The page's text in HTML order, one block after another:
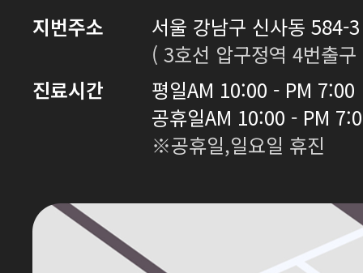
지번주소
서울 강남구 신사동 584-
( 3호선 압구정역 4번출
진료시간
평일AM 10:00 - PM 7:00
공휴일AM 10:00 - PM
※공휴일,일요일 휴진